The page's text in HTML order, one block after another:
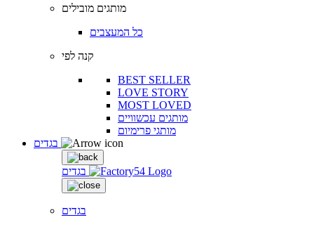
מותגים מובילים
כל המעצבים
קנה לפי
BEST SELLER
LOVE STORY
MOST LOVED
מותגים עכשוויים
מותגי פרימיום
בגדים
בגדים